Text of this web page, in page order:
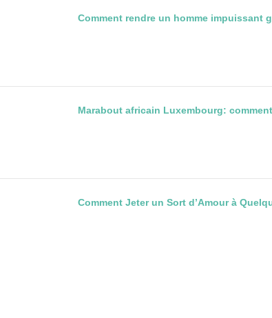
Comment rendre un homme
Marabout africain Luxembourg:
Comment Jeter un Sort d’Amour à